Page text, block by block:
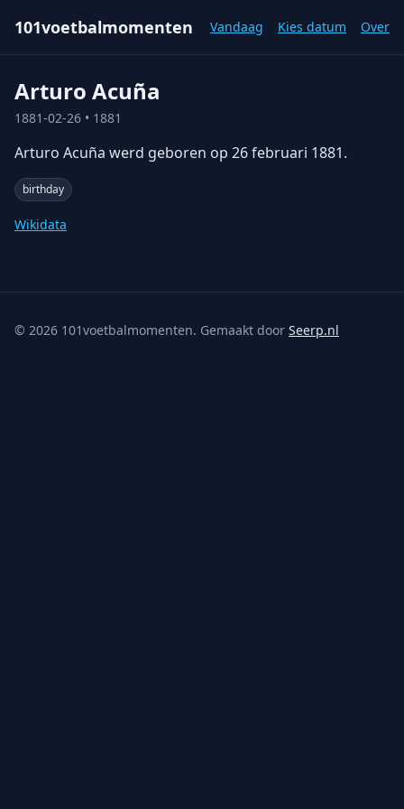
101voetbalmomenten Vandaag Kies datum Over
Arturo Acuña
1881-02-26 • 1881
Arturo Acuña werd geboren op 26 februari 1881.
birthday
Wikidata
© 2026 101voetbalmomenten. Gemaakt door Seerp.nl